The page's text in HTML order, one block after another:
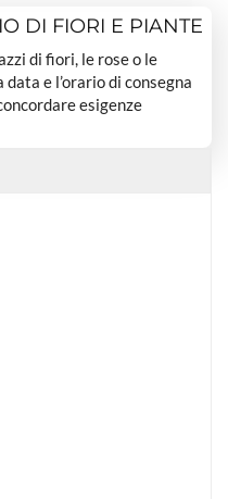
DI FIORI E PIANTE
di fiori, le rose o le
e l’orario di consegna
esigenze